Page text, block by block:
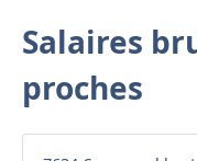
Salaires
proches